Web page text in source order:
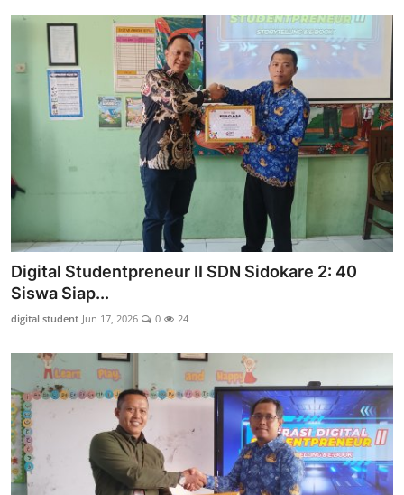
Digital Studentpreneur II SDN Sidokare 2: 40
Siswa Siap...
digital student Jun 17, 2026 0 24